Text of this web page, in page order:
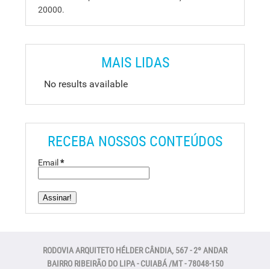
20000.
MAIS LIDAS
No results available
RECEBA NOSSOS CONTEÚDOS
Email*
RODOVIA ARQUITETO HÉLDER CÂNDIA, 567 - 2º ANDAR
BAIRRO RIBEIRÃO DO LIPA - CUIABÁ /MT - 78048-150